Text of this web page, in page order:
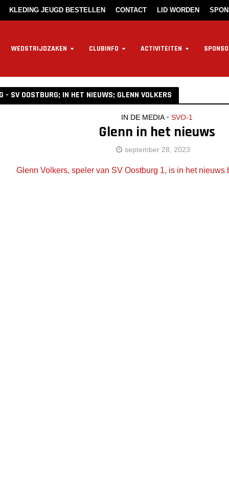
KLEDING JEUGD BESTELLEN CONTACT LID WORDEN
WEDSTRIJDZAKEN CLUBINFO ACTIVITEITEN
- SV OOSTBURG; IN HET NIEUWS; GLENN VOLKERS
IN DE MEDIA • SVO-1
Glenn in het nieuws
september 28, 2023
Glenn Volkers, speler van SV Oostburg 1, is in het nieuws